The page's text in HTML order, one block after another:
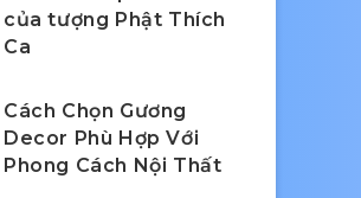
của tượng Phật Thích
Ca
Cách Chọn Gương
Decor Phù Hợp Với
Phong Cách Nội Thất